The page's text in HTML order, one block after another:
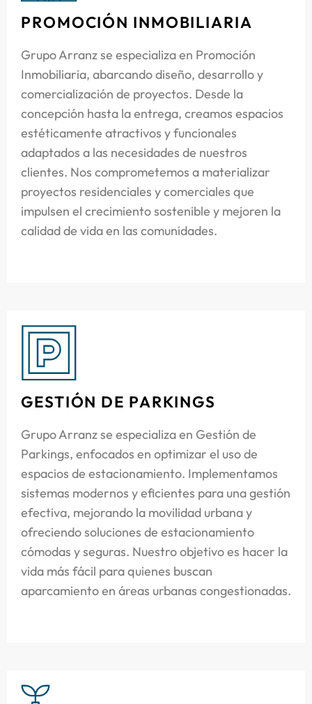
PROMOCIÓN INMOBILIARIA
Grupo Arranz se especializa en Promoción
Inmobiliaria, abarcando diseño, desarrollo y
comercialización de proyectos. Desde la
concepción hasta la entrega, creamos espacios
estéticamente atractivos y funcionales
adaptados a las necesidades de nuestros
clientes. Nos comprometemos a materializar
proyectos residenciales y comerciales que
impulsen el crecimiento sostenible y mejoren la
calidad de vida en las comunidades.
GESTIÓN DE PARKINGS
Grupo Arranz se especializa en Gestión de
Parkings, enfocados en optimizar el uso de
espacios de estacionamiento. Implementamos
sistemas modernos y eficientes para una gestión
efectiva, mejorando la movilidad urbana y
ofreciendo soluciones de estacionamiento
cómodas y seguras. Nuestro objetivo es hacer la
vida más fácil para quienes buscan
aparcamiento en áreas urbanas congestionadas.